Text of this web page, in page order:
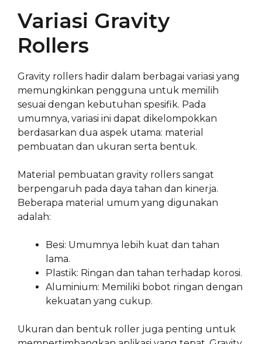
Variasi Gravity
Rollers
Gravity rollers hadir dalam berbagai variasi yang
memungkinkan pengguna untuk memilih
sesuai dengan kebutuhan spesifik. Pada
umumnya, variasi ini dapat dikelompokkan
berdasarkan dua aspek utama: material
pembuatan dan ukuran serta bentuk.
Material pembuatan gravity rollers sangat
berpengaruh pada daya tahan dan kinerja.
Beberapa material umum yang digunakan
adalah:
Besi: Umumnya lebih kuat dan tahan
lama.
Plastik: Ringan dan tahan terhadap korosi.
Aluminium: Memiliki bobot ringan dengan
kekuatan yang cukup.
Ukuran dan bentuk roller juga penting untuk